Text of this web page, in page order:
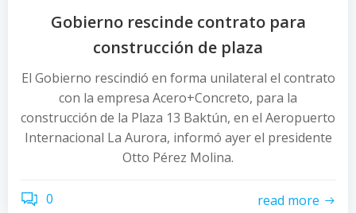
Gobierno rescinde contrato para
construcción de plaza
El Gobierno rescindió en forma unilateral el contrato
con la empresa Acero+Concreto, para la
construcción de la Plaza 13 Baktún, en el Aeropuerto
Internacional La Aurora, informó ayer el presidente
Otto Pérez Molina.
0 read more